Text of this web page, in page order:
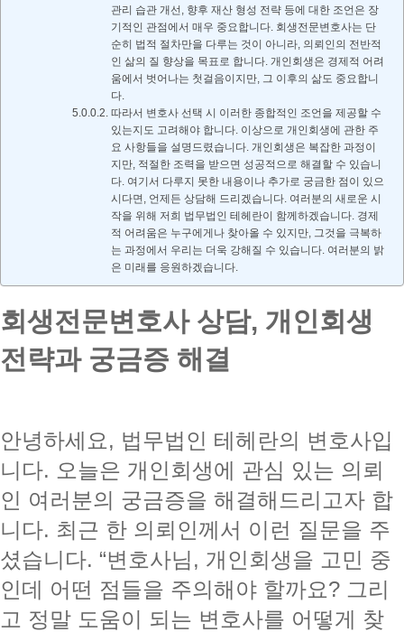
관리 습관 개선, 향후 재산 형성 전략 등에 대한 조언은 장
기적인 관점에서 매우 중요합니다. 회생전문변호사는 단
순히 법적 절차만을 다루는 것이 아니라, 의뢰인의 전반적
인 삶의 질 향상을 목표로 합니다. 개인회생은 경제적 어려
움에서 벗어나는 첫걸음이지만, 그 이후의 삶도 중요합니
다.
따라서 변호사 선택 시 이러한 종합적인 조언을 제공할 수
있는지도 고려해야 합니다. 이상으로 개인회생에 관한 주
요 사항들을 설명드렸습니다. 개인회생은 복잡한 과정이
지만, 적절한 조력을 받으면 성공적으로 해결할 수 있습니
다. 여기서 다루지 못한 내용이나 추가로 궁금한 점이 있으
시다면, 언제든 상담해 드리겠습니다. 여러분의 새로운 시
작을 위해 저희 법무법인 테헤란이 함께하겠습니다. 경제
적 어려움은 누구에게나 찾아올 수 있지만, 그것을 극복하
는 과정에서 우리는 더욱 강해질 수 있습니다. 여러분의 밝
은 미래를 응원하겠습니다.
회생전문변호사 상담, 개인회생
전략과 궁금증 해결
안녕하세요, 법무법인 테헤란의 변호사입
니다. 오늘은 개인회생에 관심 있는 의뢰
인 여러분의 궁금증을 해결해드리고자 합
니다. 최근 한 의뢰인께서 이런 질문을 주
셨습니다. “변호사님, 개인회생을 고민 중
인데 어떤 점들을 주의해야 할까요? 그리
고 정말 도움이 되는 변호사를 어떻게 찾